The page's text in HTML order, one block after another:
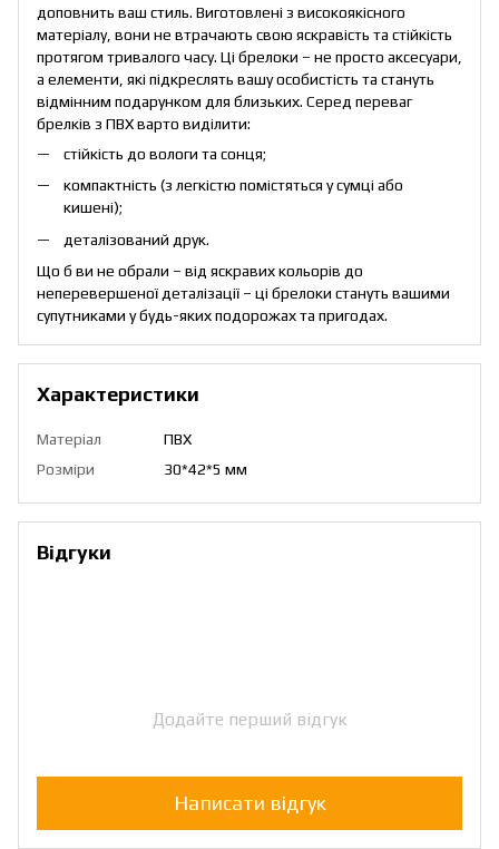
доповнить ваш стиль. Виготовлені з високоякісного
матеріалу, вони не втрачають свою яскравість та стійкість
протягом тривалого часу. Ці брелоки – не просто аксесуари,
а елементи, які підкреслять вашу особистість та стануть
відмінним подарунком для близьких. Серед переваг
брелків з ПВХ варто виділити:
стійкість до вологи та сонця;
компактність (з легкістю помістяться у сумці або
кишені);
деталізований друк.
Що б ви не обрали – від яскравих кольорів до
неперевершеної деталізації – ці брелоки стануть вашими
супутниками у будь-яких подорожах та пригодах.
Характеристики
Матеріал
ПВХ
Розміри
30*42*5 мм
Відгуки
Додайте перший відгук
Написати відгук